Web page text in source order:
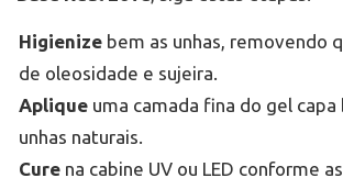
Higienize bem as unhas, removendo
de oleosidade e sujeira.
Aplique uma camada fina do gel capa
unhas naturais.
Cure na cabine UV ou LED conforme